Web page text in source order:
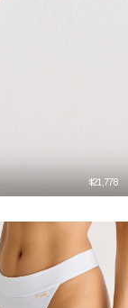
$21,778